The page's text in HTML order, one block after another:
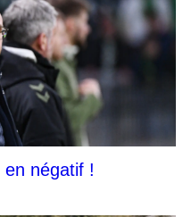
négatif !